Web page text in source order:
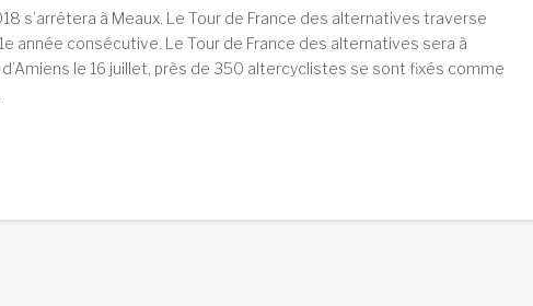
s’arrêtera à Meaux. Le Tour de France des alternatives traverse
année consécutive. Le Tour de France des alternatives sera à
le 16 juillet, près de 350 altercyclistes se sont fixés comme